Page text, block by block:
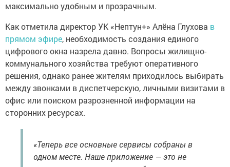
максимально удобным и прозрачным.
Как отметила директор УК «Нептун+» Алёна Глухова в
прямом эфире, необходимость создания единого
цифрового окна назрела давно. Вопросы жилищно-
коммунального хозяйства требуют оперативного
решения, однако ранее жителям приходилось выбирать
между звонками в диспетчерскую, личными визитами в
офис или поиском разрозненной информации на
сторонних ресурсах.
«Теперь все основные сервисы собраны в
одном месте. Наше приложение — это не